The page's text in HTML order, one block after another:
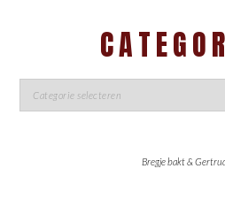
Bregje bakt &